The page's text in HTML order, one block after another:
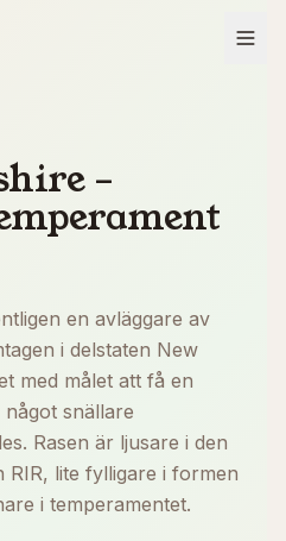
–
en avläggare av
i delstaten New
med målet att få en
snällare
Rasen är ljusare i den
RIR, lite fylligare i formen
i temperamentet.